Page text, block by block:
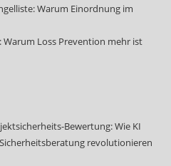
Warum Einordnung im
Loss Prevention mehr ist
Bewertung: Wie KI
revolutionieren